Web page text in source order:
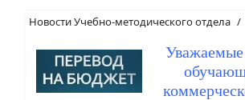
Новости Учебно-методического отдела
Уважаемые